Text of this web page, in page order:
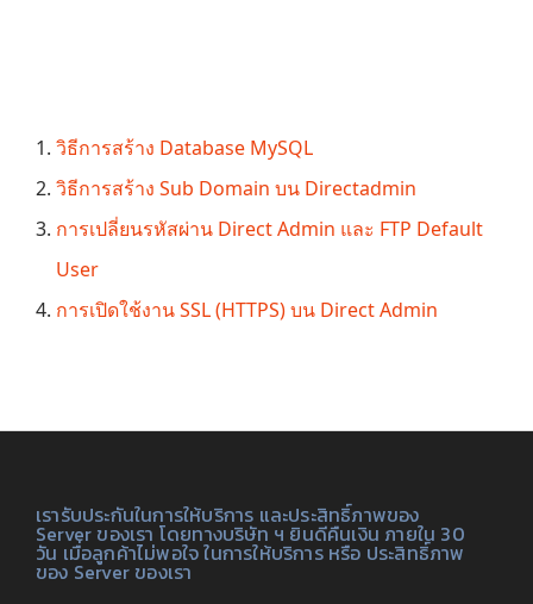
วิธีการสร้าง Database MySQL
วิธีการสร้าง Sub Domain บน Directadmin
การเปลี่ยนรหัสผ่าน Direct Admin และ FTP Default
User
การเปิดใช้งาน SSL (HTTPS) บน Direct Admin
เรารับประกันในการให้บริการ และประสิทธิ์ภาพของ
Server ของเรา โดยทางบริษัท ฯ ยินดีคืนเงิน ภายใน 30
วัน เมื่อลูกค้าไม่พอใจ ในการให้บริการ หรือ ประสิทธิ์ภาพ
ของ Server ของเรา